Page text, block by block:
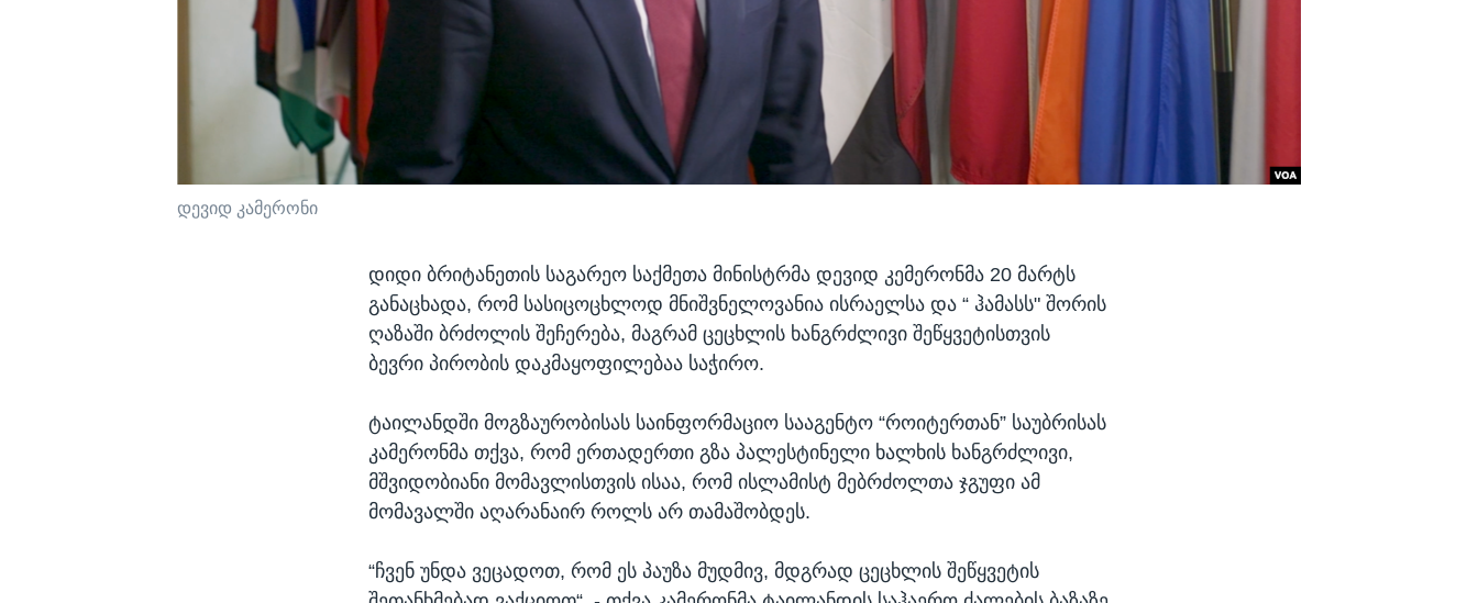
დევიდ კამერონი
დიდი ბრიტანეთის საგარეო საქმეთა მინისტრმა დევიდ კემერონმა 20 მარტს
განაცხადა, რომ სასიცოცხლოდ მნიშვნელოვანია ისრაელსა და “ ჰამასს" შორის
ღაზაში ბრძოლის შეჩერება, მაგრამ ცეცხლის ხანგრძლივი შეწყვეტისთვის
ბევრი პირობის დაკმაყოფილებაა საჭირო.
ტაილანდში მოგზაურობისას საინფორმაციო სააგენტო “როიტერთან” საუბრისას
კამერონმა თქვა, რომ ერთადერთი გზა პალესტინელი ხალხის ხანგრძლივი,
მშვიდობიანი მომავლისთვის ისაა, რომ ისლამისტ მებრძოლთა ჯგუფი ამ
მომავალში აღარანაირ როლს არ თამაშობდეს.
“ჩვენ უნდა ვეცადოთ, რომ ეს პაუზა მუდმივ, მდგრად ცეცხლის შეწყვეტის